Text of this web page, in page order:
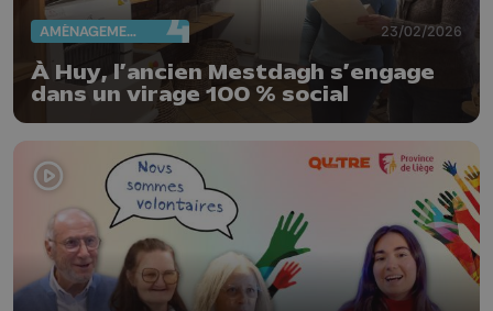
AMÉNAGEMENT DU TERRITOIRE 23/02/2026
À Huy, l’ancien Mestdagh s’engage
dans un virage 100 % social